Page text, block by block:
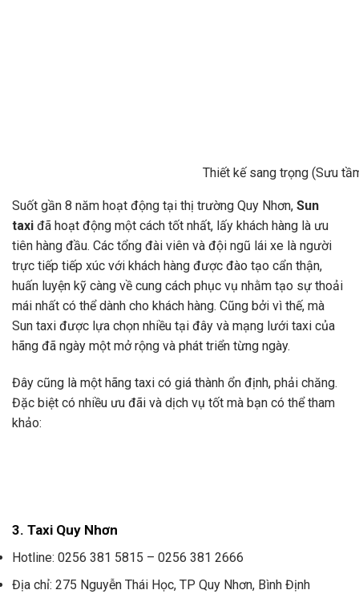
Thiết kế sang trọng (Sưu
Suốt gần 8 năm hoạt động tại thị trường Quy Nhơn, Sun
taxi đã hoạt động một cách tốt nhất, lấy khách hàng là ưu
tiên hàng đầu. Các tổng đài viên và đội ngũ lái xe là người
trực tiếp tiếp xúc với khách hàng được đào tạo cẩn thận,
huấn luyện kỹ càng về cung cách phục vụ nhằm tạo sự thoải
mái nhất có thể dành cho khách hàng. Cũng bởi vì thế, mà
Sun taxi được lựa chọn nhiều tại đây và mạng lưới taxi của
hãng đã ngày một mở rộng và phát triển từng ngày.
Đây cũng là một hãng taxi có giá thành ổn định, phải chăng.
Đặc biệt có nhiều ưu đãi và dịch vụ tốt mà bạn có thể tham
khảo:
3. Taxi Quy Nhơn
Hotline: 0256 381 5815 – 0256 381 2666
Địa chỉ: 275 Nguyễn Thái Học, TP Quy Nhơn, Bình Định